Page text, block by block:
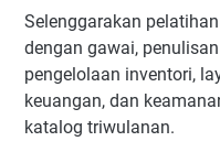
Selenggarakan
dengan gawai,
pengelolaan inventori,
keuangan, dan
katalog triwulanan.